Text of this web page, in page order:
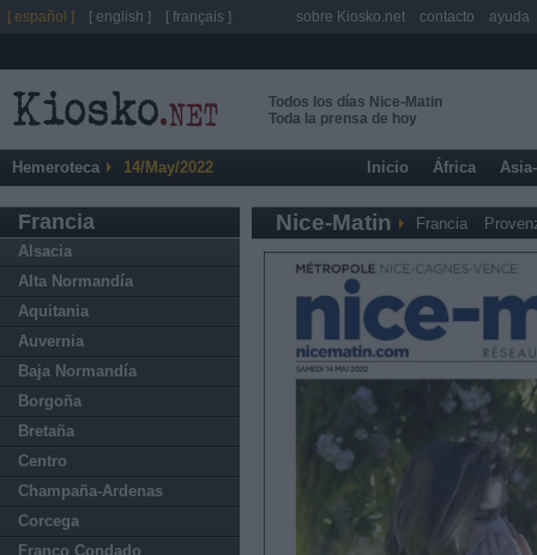
Todos los días Nice-Matin
Toda la prensa de hoy
Hemeroteca 14/May/2022 Inicio África
Francia
Alsacia
Alta Normandía
Aquitania
Auvernia
Baja Normandía
Borgoña
Bretaña
Centro
Champaña-Ardenas
Corcega
Franco Condado
Nice-Matin Francia
[ español ] [ english ] [ français ] sobre Kiosko.net contacto ayuda